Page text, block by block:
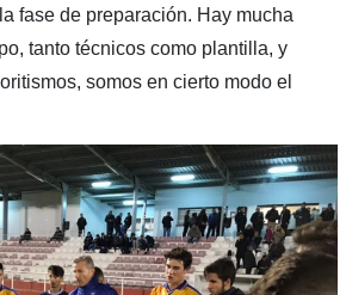
fase de preparación. Hay mucha
tanto técnicos como plantilla, y
somos en cierto modo el